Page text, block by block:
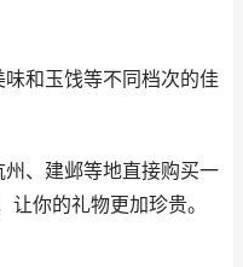
和玉饯等不同档次的佳
、建邺等地直接购买一
你的礼物更加珍贵。